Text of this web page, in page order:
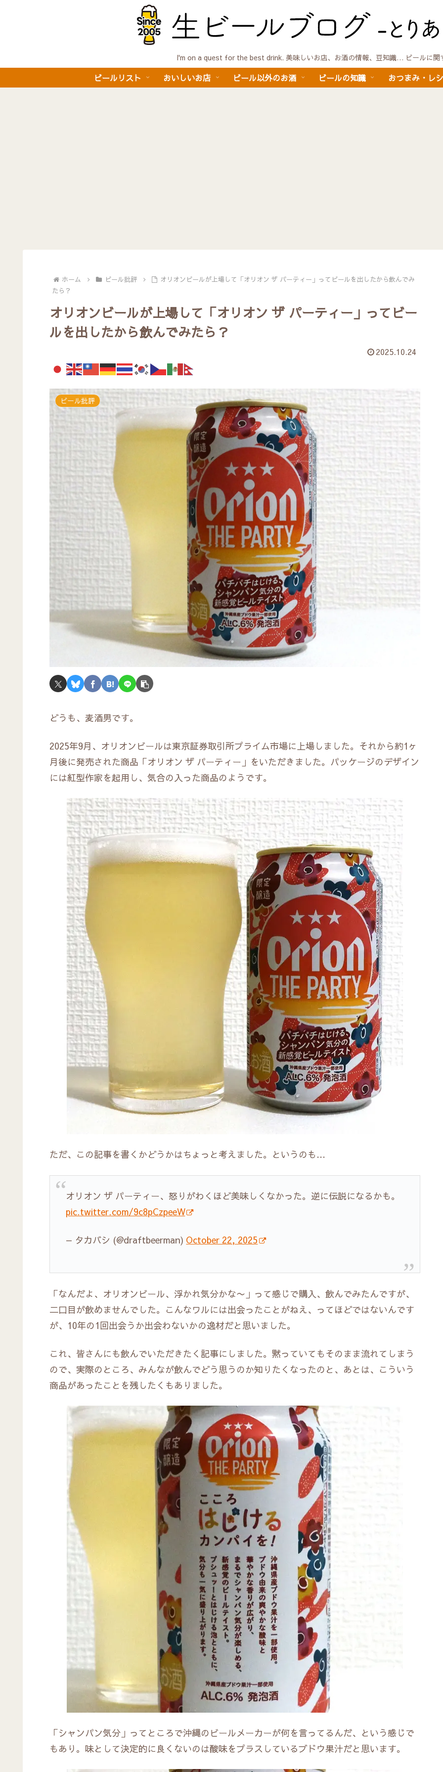
I'm on a quest for the best drink. 美味しいお店、お酒の情報、豆知識… ビールに関
ビールリスト おいしいお店 ビール以外のお酒 ビールの知識 おつまみ・レ
ホーム ビール批評
オリオンビールが上場して「オリオン ザ パーティー」ってビールを出したから飲んでみ
たら？
オリオンビールが上場して「オリオン ザ パーティー」ってビー
ルを出したから飲んでみたら？
2025.10.24
ビール批評
どうも、麦酒男です。
2025年9月、オリオンビールは東京証券取引所プライム市場に上場しました。それから約1ヶ
月後に発売された商品「オリオン ザ パーティー」をいただきました。パッケージのデザイン
には紅型作家を起用し、気合の入った商品のようです。
ただ、この記事を書くかどうかはちょっと考えました。というのも…
オリオン ザ パーティー、怒りがわくほど美味しくなかった。逆に伝説になるかも。
pic.twitter.com/9c8pCzpeeW
— タカバシ (@draftbeerman) October 22, 2025
「なんだよ、オリオンビール、浮かれ気分かな〜」って感じで購入、飲んでみたんですが、
二口目が飲めませんでした。こんなワルには出会ったことがねえ、ってほどではないんです
が、10年の1回出会うか出会わないかの逸材だと思いました。
これ、皆さんにも飲んでいただきたく記事にしました。黙っていてもそのまま流れてしまう
ので、実際のところ、みんなが飲んでどう思うのか知りたくなったのと、あとは、こういう
商品があったことを残したくもありました。
「シャンパン気分」ってところで沖縄のビールメーカーが何を言ってるんだ、という感じで
もあり。味として決定的に良くないのは酸味をプラスしているブドウ果汁だと思います。